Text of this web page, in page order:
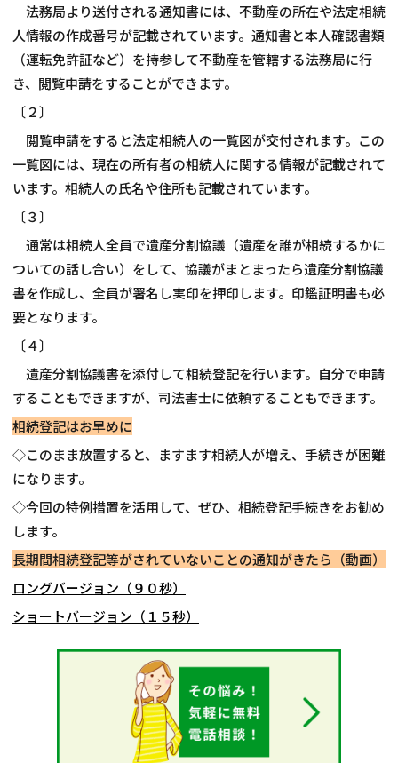
法務局より送付される通知書には、不動産の所在や法定相続
人情報の作成番号が記載されています。通知書と本人確認書類
（運転免許証など）を持参して不動産を管轄する法務局に行
き、閲覧申請をすることができます。
〔２〕
閲覧申請をすると法定相続人の一覧図が交付されます。この
一覧図には、現在の所有者の相続人に関する情報が記載されて
います。相続人の氏名や住所も記載されています。
〔３〕
通常は相続人全員で遺産分割協議（遺産を誰が相続するかに
ついての話し合い）をして、協議がまとまったら遺産分割協議
書を作成し、全員が署名し実印を押印します。印鑑証明書も必
要となります。
〔４〕
遺産分割協議書を添付して相続登記を行います。自分で申請
することもできますが、司法書士に依頼することもできます。
相続登記はお早めに
◇このまま放置すると、ますます相続人が増え、手続きが困難
になります。
◇今回の特例措置を活用して、ぜひ、相続登記手続きをお勧め
します。
長期間相続登記等がされていないことの通知がきたら（動画）
ロングバージョン（９０秒）
ショートバージョン（１５秒）